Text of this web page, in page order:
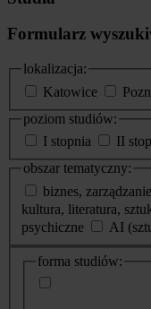
Formularz
lokalizacja:
Katowice
poziom studiów:
I stopnia
II
obszar tematyczny:
biznes, zarządzanie
kultura, literatura,
psychiczne
AI
dodatkowe
informacje
forma studiów: